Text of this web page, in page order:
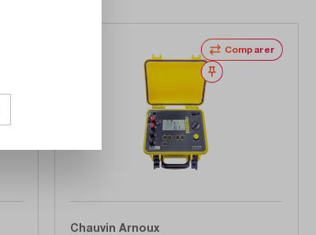
Comparer
Noter
Chauvin Arnoux